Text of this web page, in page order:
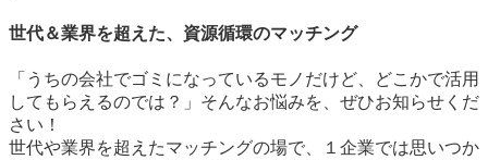
世代＆業界を超えた、資源循環のマッチング
「うちの会社でゴミになっているモノだけど、どこかで活用
してもらえるのでは？」そんなお悩みを、ぜひお知らせくだ
さい！
世代や業界を超えたマッチングの場で、１企業では思いつか